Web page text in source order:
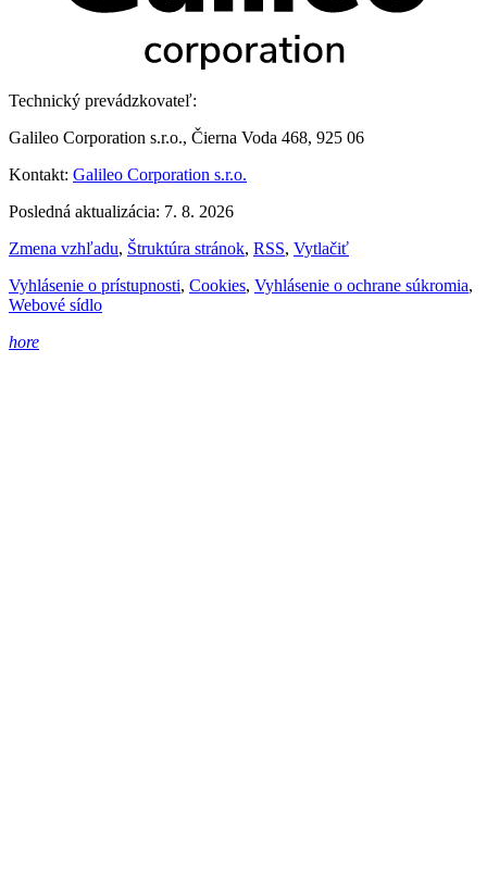
Technický prevádzkovateľ:
Galileo Corporation s.r.o., Čierna Voda 468, 925 06
Kontakt: Galileo Corporation s.r.o.
Posledná aktualizácia: 7. 8. 2026
Zmena vzhľadu, Štruktúra stránok, RSS, Vytlačiť
Vyhlásenie o prístupnosti, Cookies, Vyhlásenie o ochrane súkromia,
Webové sídlo
hore